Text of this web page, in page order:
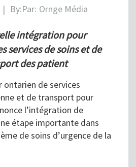
| By:Par: Ornge Média
intégration pour
services de soins et de
des patient
ontarien de services
et de transport pour
l’intégration de
étape importante dans
de soins d’urgence de la